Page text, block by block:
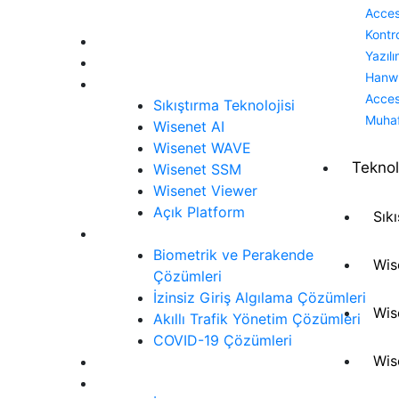
Sıkıştırma Teknolojisi
Wisenet AI
Wisenet WAVE
Wisenet SSM
Wisenet Viewer
Açık Platform
Biometrik ve Perakende
Çözümleri
İzinsiz Giriş Algılama Çözümleri
Akıllı Trafik Yönetim Çözümleri
COVID-19 Çözümleri